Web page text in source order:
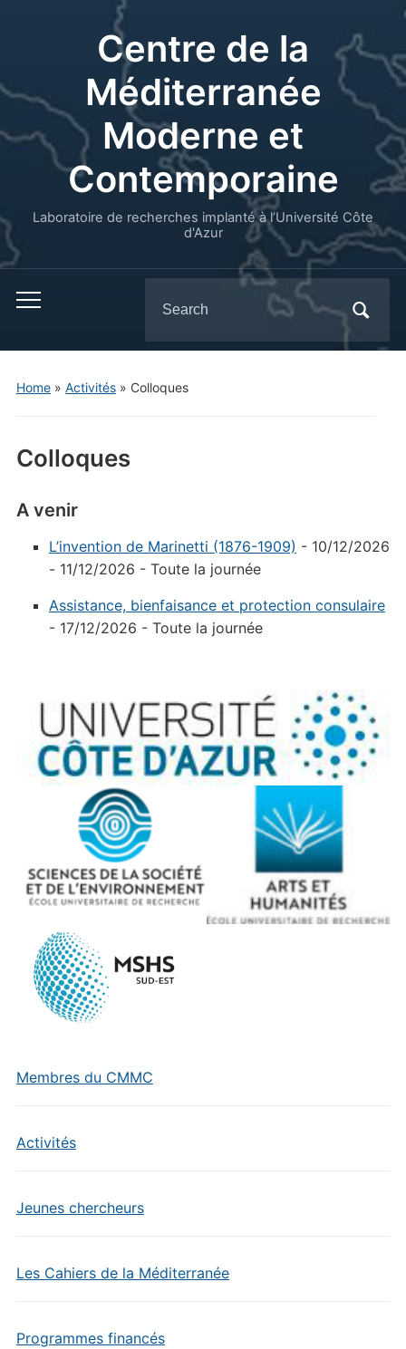
Centre de la
Méditerranée
Moderne et
Contemporaine
Laboratoire de recherches implanté à l’Université Côte
d'Azur
for:
Home» Activités» Colloques
Membres du CMMC
Activités
Jeunes chercheurs
Les Cahiers de la Méditerranée
Programmes financés
Colloques
A venir
L’invention de Marinetti (1876-1909) - 10/12/2026
- 11/12/2026 - Toute la journée
Assistance, bienfaisance et protection consulaire
- 17/12/2026 - Toute la journée